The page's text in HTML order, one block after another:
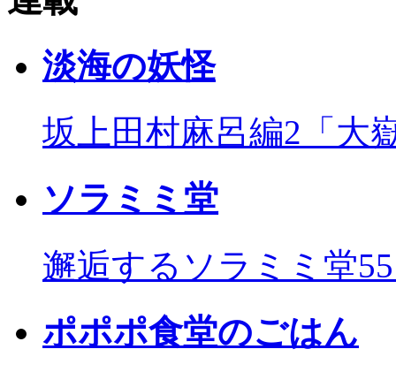
淡海の妖怪
坂上田村麻呂編2「大
ソラミミ堂
邂逅するソラミミ堂
ポポポ食堂のごはん